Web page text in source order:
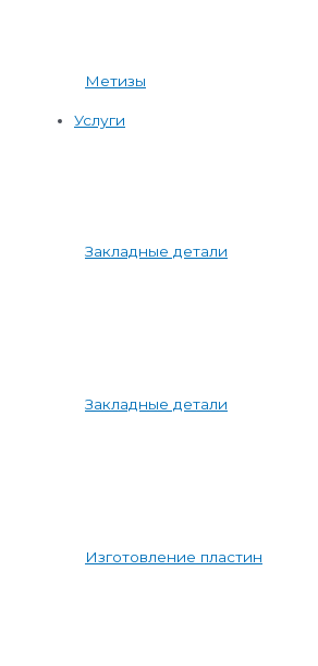
Метизы
Услуги
Закладные детали
Закладные детали
Изготовление пластин